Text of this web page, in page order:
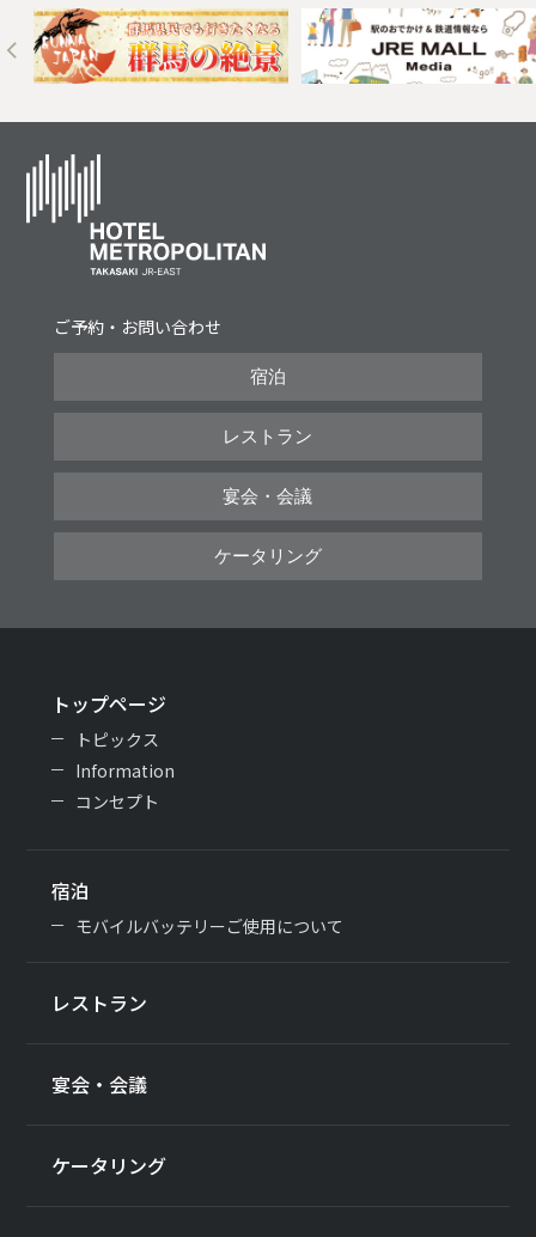
Next
ご予約・お問い合わせ
宿泊
レストラン
宴会・会議
ケータリング
トップページ
トピックス
Information
コンセプト
宿泊
モバイルバッテリーご使用について
レストラン
宴会・会議
ケータリング